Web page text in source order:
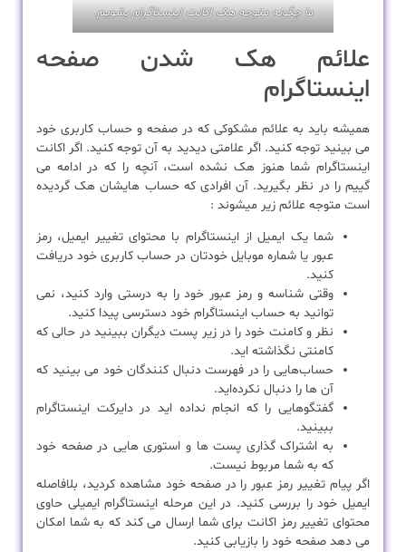
ما چگونه متوجه هک اکانت اینستاگرام بشویم.
علائم هک شدن صفحه
اینستاگرام
همیشه باید به علائم مشکوکی که در صفحه و حساب کاربری خود
می بینید توجه کنید. اگر علامتی دیدید به آن توجه کنید. اگر اکانت
اینستاگرام شما هنوز هک نشده است، آنچه را که در ادامه می
گییم را در نظر بگیرید. آن افرادی که حساب هایشان هک گردیده
است متوجه علائم زیر میشوند :
شما یک ایمیل از اینستاگرام با محتوای تغییر ایمیل، رمز
عبور یا شماره موبایل خودتان در حساب کاربری خود دریافت
کنید.
وقتی شناسه و رمز عبور خود را به درستی وارد کنید، نمی
توانید به حساب اینستاگرام خود دسترسی پیدا کنید.
نظر و کامنت خود را در زیر پست دیگران ببینید در حالی که
کامنتی نگذاشته اید.
حساب‌هایی را در فهرست دنبال کنندگان خود می بینید که
آن ها را دنبال نکرده‌اید.
گفتگوهایی را که انجام نداده اید در دایرکت اینستاگرام
ببینید.
به اشتراک گذاری پست ها و استوری هایی در صفحه خود
که به شما مربوط نیست.
اگر پیام تغییر رمز عبور را در صفحه خود مشاهده کردید، بلافاصله
ایمیل خود را بررسی کنید. در این مرحله اینستاگرام ایمیلی حاوی
محتوای تغییر رمز اکانت برای شما ارسال می کند که به شما امکان
می دهد صفحه خود را بازیابی کنید.